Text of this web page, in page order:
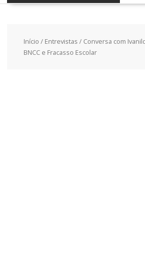
Início / Entrevistas / Conversa com
BNCC e Fracasso Escolar